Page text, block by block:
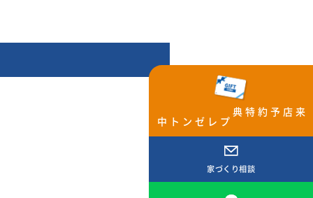
来店予約特典
プレゼント中
家づくり相談